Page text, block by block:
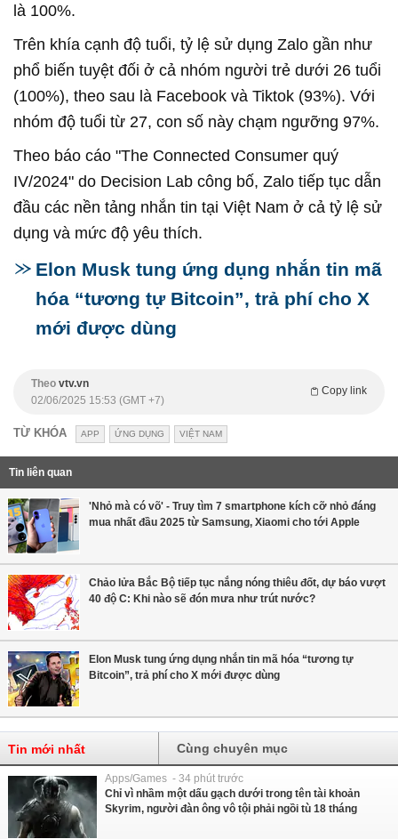
là 100%.
Trên khía cạnh độ tuổi, tỷ lệ sử dụng Zalo gần như
phổ biến tuyệt đối ở cả nhóm người trẻ dưới 26 tuổi
(100%), theo sau là Facebook và Tiktok (93%). Với
nhóm độ tuổi từ 27, con số này chạm ngưỡng 97%.
Theo báo cáo "The Connected Consumer quý
IV/2024" do Decision Lab công bố, Zalo tiếp tục dẫn
đầu các nền tảng nhắn tin tại Việt Nam ở cả tỷ lệ sử
dụng và mức độ yêu thích.
Elon Musk tung ứng dụng nhắn tin mã
hóa “tương tự Bitcoin”, trả phí cho X
mới được dùng
Theo vtv.vn
Copy link
02/06/2025 15:53 (GMT +7)
TỪ KHÓA APP ỨNG DỤNG VIỆT NAM
Tin liên quan
'Nhỏ mà có võ' - Truy tìm 7 smartphone kích cỡ nhỏ đáng
mua nhất đầu 2025 từ Samsung, Xiaomi cho tới Apple
Chảo lửa Bắc Bộ tiếp tục nắng nóng thiêu đốt, dự báo vượt
40 độ C: Khi nào sẽ đón mưa như trút nước?
Elon Musk tung ứng dụng nhắn tin mã hóa “tương tự
Bitcoin”, trả phí cho X mới được dùng
Tin mới nhất Cùng chuyên mục
Apps/Games - 34 phút trước
Chỉ vì nhầm một dấu gạch dưới trong tên tài khoản
Skyrim, người đàn ông vô tội phải ngồi tù 18 tháng